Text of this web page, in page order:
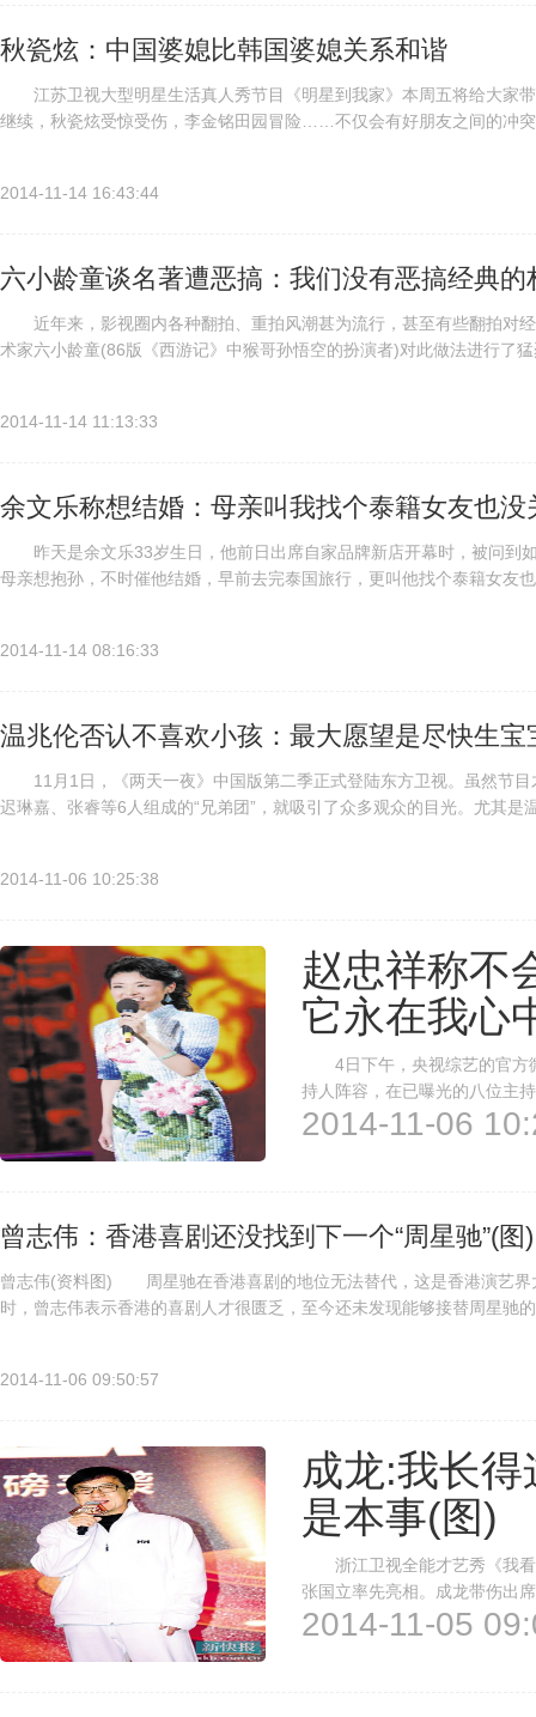
秋瓷炫：中国婆媳比韩国婆媳关系和谐
江苏卫视大型明星生活真人秀节目《明星到我家》本周五将给大家
继续，秋瓷炫受惊受伤，李金铭田园冒险……不仅会有好朋友之间的冲
2014-11-14 16:43:44
六小龄童谈名著遭恶搞：我们没有恶搞经典的
近年来，影视圈内各种翻拍、重拍风潮甚为流行，甚至有些翻拍对
术家六小龄童(86版《西游记》中猴哥孙悟空的扮演者)对此做法进行
2014-11-14 11:13:33
余文乐称想结婚：母亲叫我找个泰籍女友也没
昨天是余文乐33岁生日，他前日出席自家品牌新店开幕时，被问到
母亲想抱孙，不时催他结婚，早前去完泰国旅行，更叫他找个泰籍女
2014-11-14 08:16:33
温兆伦否认不喜欢小孩：最大愿望是尽快生宝
11月1日，《两天一夜》中国版第二季正式登陆东方卫视。虽然节目
迟琳嘉、张睿等6人组成的“兄弟团”，就吸引了众多观众的目光。尤其
2014-11-06 10:25:38
赵忠祥称不
它永在我心
4日下午，央视综艺的官方微
持人阵容，在已曝光的八位主
的热门主持人。朱军因从1997
2014-11-06
曾志伟：香港喜剧还没找到下一个“周星驰”(图)
曾志伟(资料图) 周星驰在香港喜剧的地位无法替代，这是香港演艺界
时，曾志伟表示香港的喜剧人才很匮乏，至今还未发现能够接替周星
2014-11-06 09:50:57
成龙:我长
是本事(图)
浙江卫视全能才艺秀《我看
张国立率先亮相。成龙带伤出
成龙大哥幽默回应，“我长得
2014-11-05